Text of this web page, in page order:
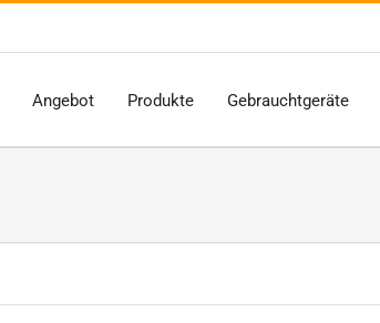
Angebot Produkte Gebrauchtgeräte